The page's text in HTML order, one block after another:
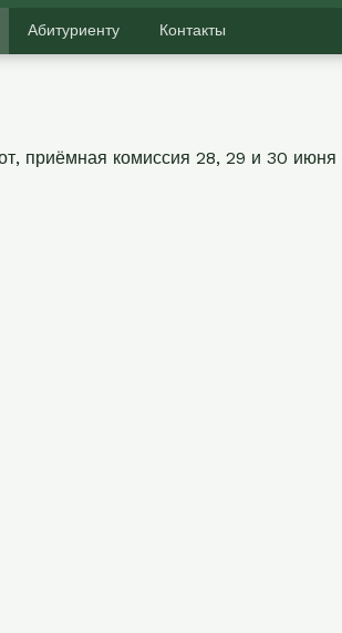
Абитуриенту Контакты
приёмная комиссия 28, 29 и 30